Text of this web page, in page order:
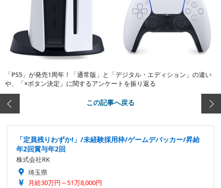
「PS5」が発売1周年！「通常版」と「デジタル・エディション」の違い
や、「×ボタン決定」に関するアンケートを振り返る
この記事へ戻る
「定員残りわずか!」/未経験採用枠/ゲームデバッカー/昇給
年2回賞与年2回
株式会社RK
埼玉県
月給30万円～51万8,000円